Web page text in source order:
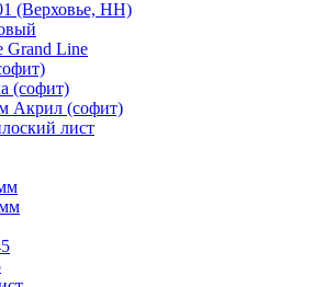
(Верховье, НН)
Line
(софит)
Акрил (софит)
лист